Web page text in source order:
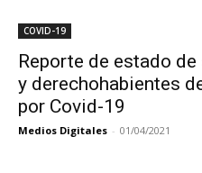
COVID-19
Reporte de estado
y derechohabientes
por Covid-19
Medios Digitales - 01/04/2021